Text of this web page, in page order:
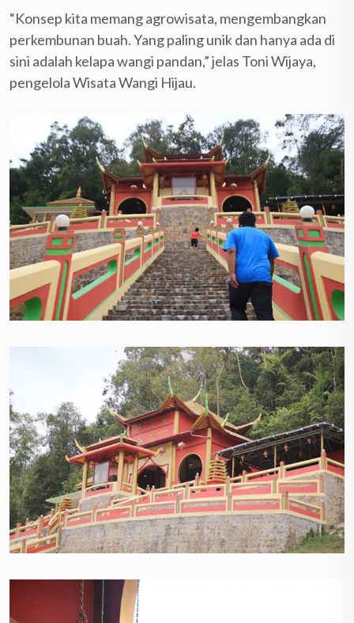
“Konsep kita memang agrowisata, mengembangkan
perkembunan buah. Yang paling unik dan hanya ada di
sini adalah kelapa wangi pandan,” jelas Toni Wijaya,
pengelola Wisata Wangi Hijau.